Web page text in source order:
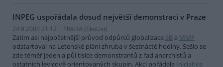
INPEG uspořádala dosud největší demonstraci v Praze
24.9.2000 21:12 | PRAHA (EkoList)
Zatím asi nejpočetnější průvod odpůrců globalizace SB a MMF
odstartoval na Letenské pláni zhruba v šestnácté hodiny. Sešlo se
zde téměř jeden a půl tisíce demonstrantů z řad anarchistů a
ostatních levicově orientovaných skupin. Akci pořádala Iniciativa